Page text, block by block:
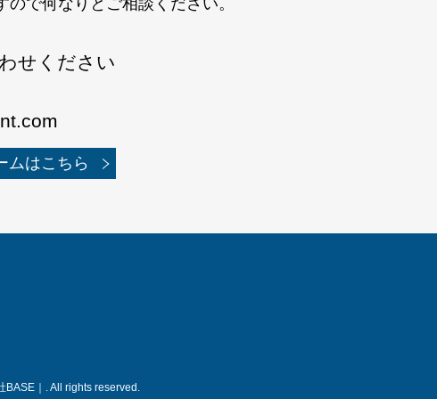
せください
ムはこちら
BASE｜. All rights reserved.